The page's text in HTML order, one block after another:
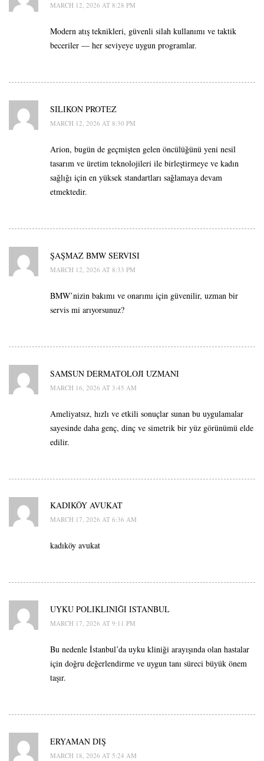
MARCH 12, 2026 AT 8:28 PM
Modern atış teknikleri, güvenli silah kullanımı ve taktik
beceriler — her seviyeye uygun programlar.
SILIKON PROTEZ
MARCH 12, 2026 AT 8:30 PM
Arion, bugün de geçmişten gelen öncülüğünü yeni nesil
tasarım ve üretim teknolojileri ile birleştirmeye ve kadın
sağlığı için en yüksek standartları sağlamaya devam
etmektedir.
ŞAŞMAZ BMW SERVISI
MARCH 12, 2026 AT 8:33 PM
BMW’nizin bakımı ve onarımı için güvenilir, uzman bir
servis mi arıyorsunuz?
SAMSUN DERMATOLOJI UZMANI
MARCH 16, 2026 AT 3:45 AM
Ameliyatsız, hızlı ve etkili sonuçlar sunan bu uygulamalar
sayesinde daha genç, dinç ve simetrik bir yüz görünümü elde
edilir.
KADIKÖY AVUKAT
MARCH 17, 2026 AT 6:36 AM
kadıköy avukat
UYKU POLIKLINIĞI ISTANBUL
MARCH 17, 2026 AT 9:11 PM
Bu nedenle İstanbul’da uyku kliniği arayışında olan hastalar
için doğru değerlendirme ve uygun tanı süreci büyük önem
taşır.
ERYAMAN DIŞ
MARCH 18, 2026 AT 5:24 AM